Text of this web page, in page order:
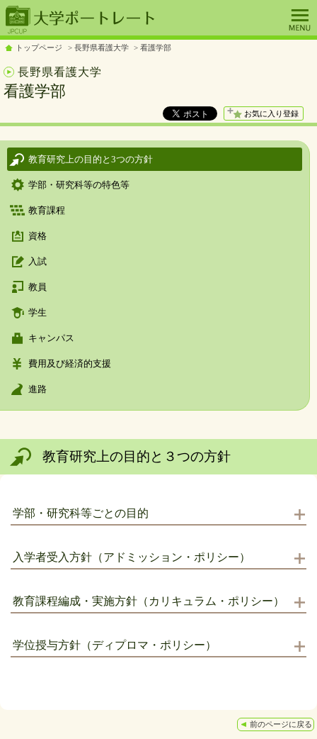
トップページ 長野県看護大学 看護学部
長野県看護大学
看護学部
お気に入り登録
教育研究上の目的と3つの方針
学部・研究科等の特色等
教育課程
資格
入試
教員
学生
キャンパス
費用及び経済的支援
進路
教育研究上の目的と３つの方針
学部・研究科等ごとの目的
入学者受入方針（アドミッション・ポリシー）
教育課程編成・実施方針（カリキュラム・ポリシー）
学位授与方針（ディプロマ・ポリシー）
前のページに戻る